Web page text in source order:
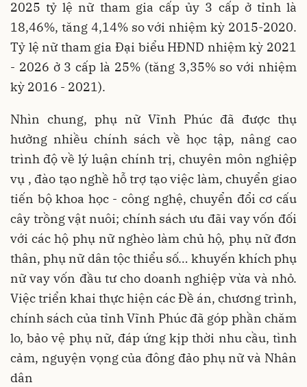
2025 tỷ lệ nữ tham gia cấp ủy 3 cấp ở tỉnh là
18,46%, tăng 4,14% so với nhiệm kỳ 2015-2020.
Tỷ lệ nữ tham gia Đại biểu HĐND nhiệm kỳ 2021
- 2026 ở 3 cấp là 25% (tăng 3,35% so với nhiệm
kỳ 2016 - 2021).
Nhìn chung, phụ nữ Vĩnh Phúc đã được thụ
hưởng nhiều chính sách về học tập, nâng cao
trình độ về lý luận chính trị, chuyên môn nghiệp
vụ , đào tạo nghề hỗ trợ tạo việc làm, chuyển giao
tiến bộ khoa học - công nghệ, chuyển đổi cơ cấu
cây trồng vật nuôi; chính sách ưu đãi vay vốn đối
với các hộ phụ nữ nghèo làm chủ hộ, phụ nữ đơn
thân, phụ nữ dân tộc thiểu số… khuyến khích phụ
nữ vay vốn đầu tư cho doanh nghiệp vừa và nhỏ.
Việc triển khai thực hiện các Đề án, chương trình,
chính sách của tỉnh Vĩnh Phúc đã góp phần chăm
lo, bảo vệ phụ nữ, đáp ứng kịp thời nhu cầu, tình
cảm, nguyện vọng của đông đảo phụ nữ và Nhân
dân